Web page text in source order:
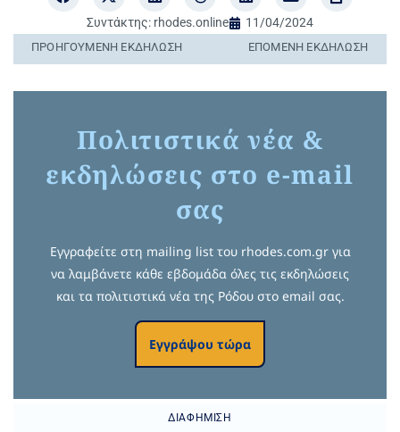
Συντάκτης: rhodes.online 11/04/2024
ΠΡΟΗΓΟΎΜΕΝΗ ΕΚΔΉΛΩΣΗ ΕΠΌΜΕΝΗ ΕΚΔΉΛΩΣΗ
Πολιτιστικά νέα &
εκδηλώσεις στο e-mail
σας
Εγγραφείτε στη mailing list του rhodes.com.gr για
να λαμβάνετε κάθε εβδομάδα όλες τις εκδηλώσεις
και τα πολιτιστικά νέα της Ρόδου στο email σας.
Εγγράψου τώρα
ΔΙΑΦΉΜΙΣΗ